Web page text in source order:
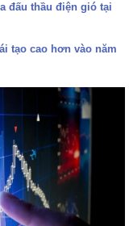
đấu thầu điện gió tại
tạo cao hơn vào năm